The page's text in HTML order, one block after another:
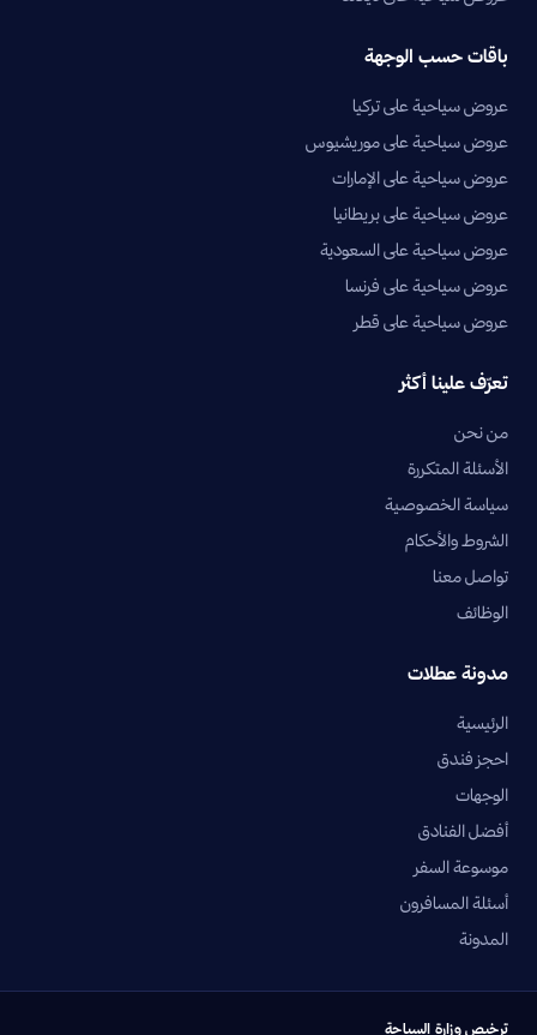
باقات حسب الوجهة
عروض سياحية على تركيا
عروض سياحية على موريشيوس
عروض سياحية على الإمارات
عروض سياحية على بريطانيا
عروض سياحية على السعودية
عروض سياحية على فرنسا
عروض سياحية على قطر
تعرّف علينا أكثر
من نحن
الأسئلة المتكررة
سياسة الخصوصية
الشروط والأحكام
تواصل معنا
الوظائف
مدونة عطلات
الرئيسية
احجز فندق
الوجهات
أفضل الفنادق
موسوعة السفر
أسئلة المسافرون
المدونة
ترخيص وزارة السياحة